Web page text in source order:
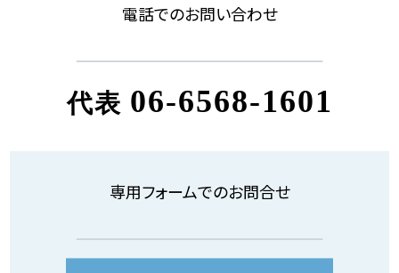
電話でのお問い合わせ
代表 06-6568-1601
専用フォームでのお問合せ